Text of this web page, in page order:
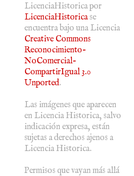
LicenciaHistoricapor
LicenciaHistoricase
encuentra bajo una Licencia
Creative Commons
Reconocimiento-
NoComercial-
CompartirIgual 3.0
Unported.
Las imágenes que aparecen
en Licencia Historica, salvo
indicación expresa, están
sujetas a derechos ajenos a
Licencia Historica.
Permisos que vayan más allá